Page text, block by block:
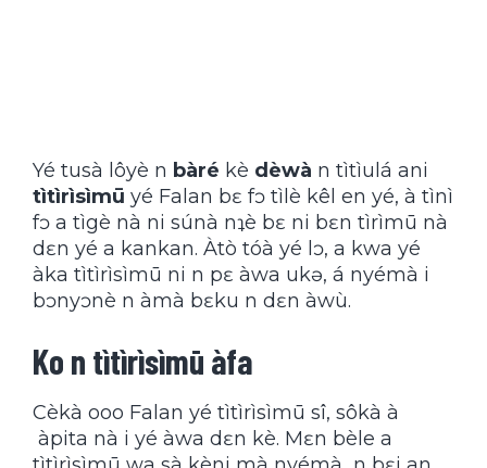
Yé tusà lôyè n bàré kè dèwà n tìtìulá ani
tìtìrìsìmū yé Falan bɛ fɔ tìlè kêl en yé, à tìnì
fɔ a tìgè nà ni súnà nʇè bɛ ni bɛn tìrìmū nà
dɛn yé a kankan. Àtò tóà yé lɔ, a kwa yé
àka tìtìrìsìmū ni n pɛ àwa ukǝ, á nyémà i
bɔnyɔnè n àmà bɛku n dɛn àwù.
Ko n tìtìrìsìmū àfa
Cèkà ooo Falan yé tìtìrìsìmū sî, sôkà à
àpita nà i yé àwa dɛn kè. Mɛn bèle a